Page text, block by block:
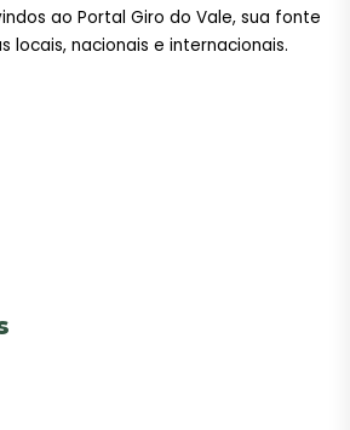
ao Portal Giro do Vale, sua fonte
locais, nacionais e internacionais.